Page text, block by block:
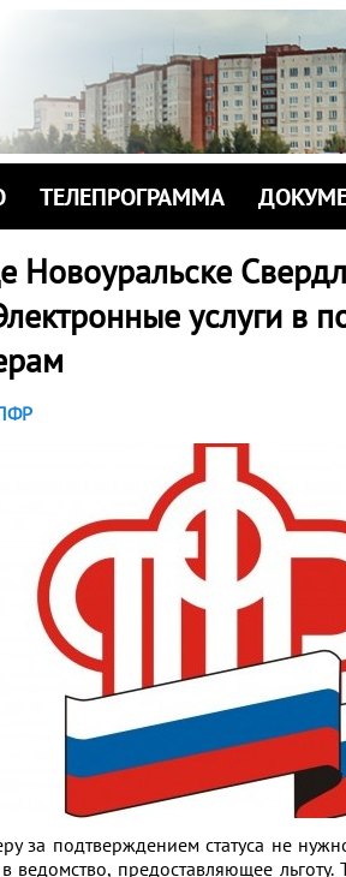
ТЕЛЕПРОГРАММА
Новоуральске
услуги в
статуса не
в ведомство, предоставляющее